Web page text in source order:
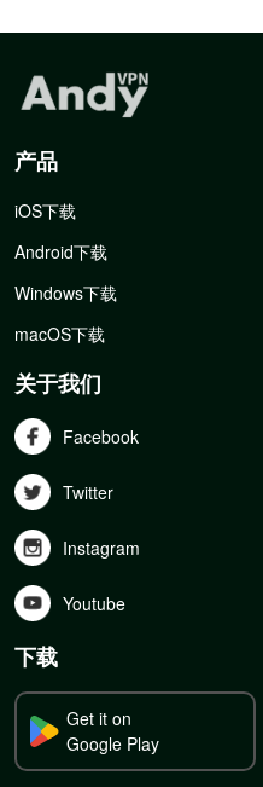
产品
iOS下载
Android下载
Windows下载
macOS下载
关于我们
Facebook
Twitter
Instagram
Youtube
下载
Get it on
Google Play